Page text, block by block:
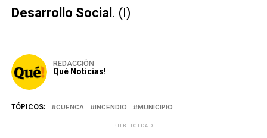
Desarrollo Social . (I)
REDACCIÓN
Qué Noticias!
TÓPICOS: CUENCA INCENDIO MUNICIPIO
PUBLICIDAD